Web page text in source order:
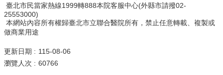
臺北市民當家熱線1999轉888本院客服中心(外縣市請撥02-
25553000)
本網站內容所有權歸臺北市立聯合醫院所有，禁止任意轉載、複製或
做商業用途
更新日期
115-08-06
瀏覽人次
60766